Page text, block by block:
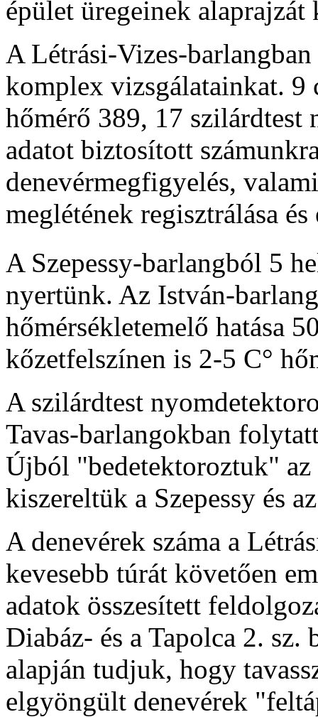
épület üregeinek
A Létrási-Vizes-
komplex vizsgálatainkat. 9
hőmérő 389, 17 szilárdtest
adatot biztosított
denevérmegfigyelés,
meglétének regisztrálása
A Szepessy-barlangból 5
nyertünk. Az István-
hőmérsékletemelő hatása
kőzetfelszínen is 2-5 C°
A szilárdtest
Tavas-barlangokban
Újból "bedetektoroztuk" az
kiszereltük a Szepessy és
A denevérek száma a
kevesebb túrát követően
adatok összesített
Diabáz- és a Tapolca 2. sz.
alapján tudjuk, hogy
elgyöngült denevérek